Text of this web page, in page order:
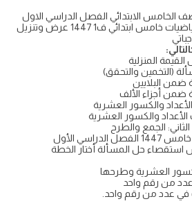
الخامس الابتدائي الفصل الدراسي الاول
تحميل خطة توزيع مادة رياضيات خامس ابتدائي ف1 1447 عرض وتنزيل
المنزلية
(التخمين والتحقق)
ضمن البلايين
ضمن أجزاء الألف
والكسور العشرية
والكسور العشرية
الجمع والطرح
الأول
حل المسألة أختار الخطة
العشرية وطرحها
من رقم واحد
عدد من رقم واحد.